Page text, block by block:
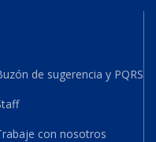
de sugerencia y PQRS
con nosotros